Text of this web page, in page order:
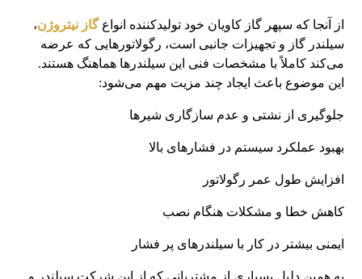
از آنجا که سپهر گاز کاویان خود تولیدکننده انواعگاز نیتروژن،
سیلندر گاز و تجهیزات جانبی است، رگولاتورهایی که عرضه
می‌کند کاملاً با مشخصات فنی این سیلندرها هماهنگ هستند.
این موضوع باعث ایجاد چند مزیت مهم می‌شود:
جلوگیری از نشتی و عدم سازگاری شیرها
بهبود عملکرد سیستم در فشارهای بالا
افزایش طول عمر رگولاتور
کاهش خطا و مشکلات هنگام نصب
ایمنی بیشتر در کار با سیلندرهای پر فشار
به همین دلیل بسیاری از مشتریانی که از این شرکت سیلندر و